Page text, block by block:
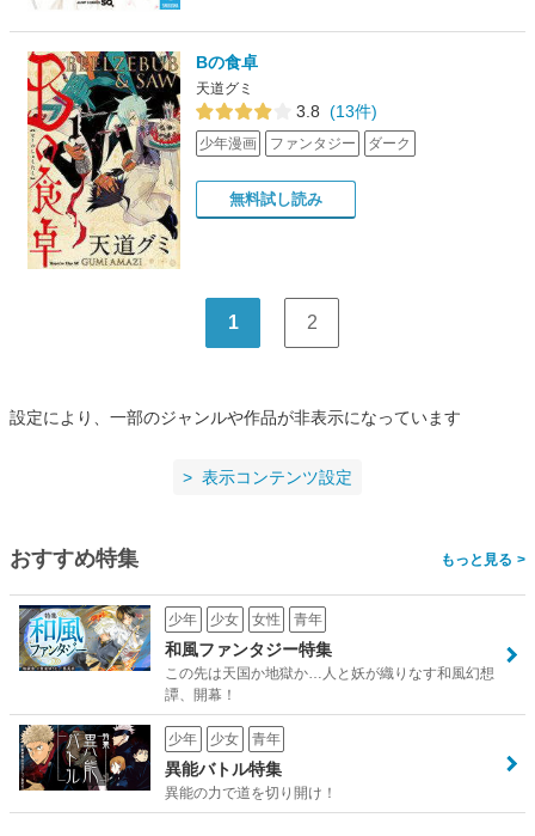
Bの食卓
天道グミ
3.8 (13件)
少年漫画 ファンタジー ダーク
無料試し読み
1 2
設定により、一部のジャンルや作品が非表示になっています
表示コンテンツ設定
おすすめ特集 >
少年 少女 女性 青年
和風ファンタジー特集
この先は天国か地獄か…人と妖が織りなす和風幻想
譚、開幕！
少年 少女 青年
異能バトル特集
異能の力で道を切り開け！